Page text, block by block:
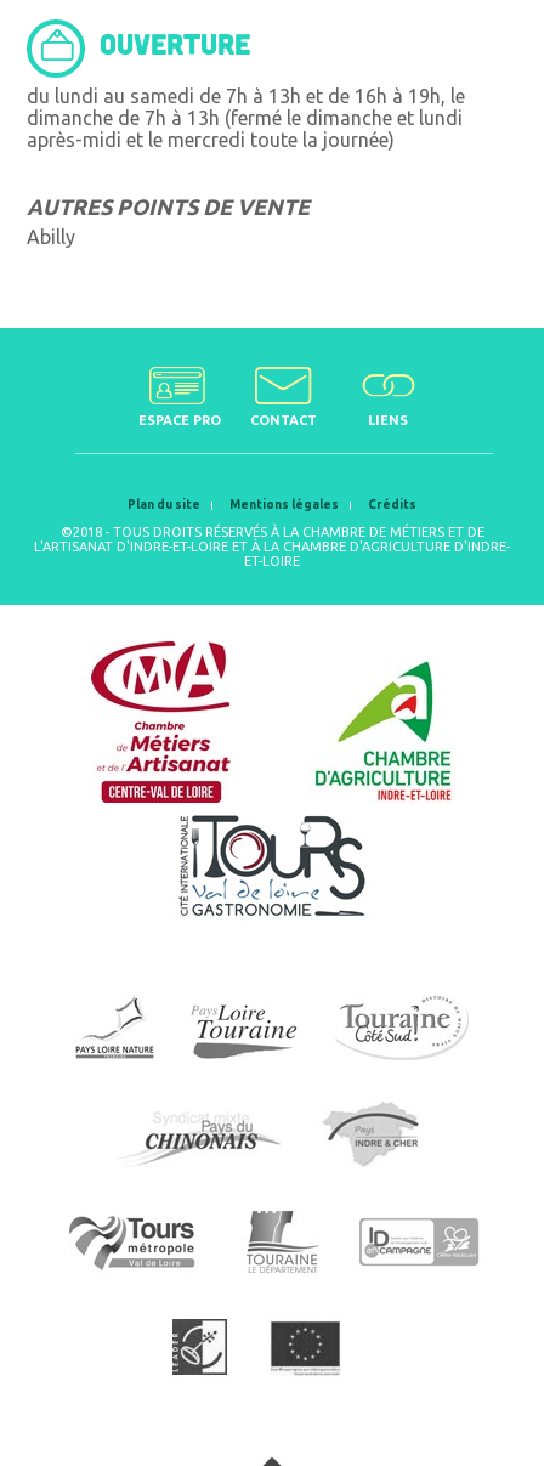
OUVERTURE
du lundi au samedi de 7h à 13h et de 16h à 19h, le
dimanche de 7h à 13h (fermé le dimanche et lundi
après-midi et le mercredi toute la journée)
AUTRES POINTS DE VENTE
Abilly
ESPACE PRO CONTACT LIENS
Plan du site Mentions légales Crédits
©2018 - TOUS DROITS RÉSERVÉS À LA CHAMBRE DE MÉTIERS ET DE
L'ARTISANAT D'INDRE-ET-LOIRE ET À LA CHAMBRE D'AGRICULTURE D'INDRE-
ET-LOIRE